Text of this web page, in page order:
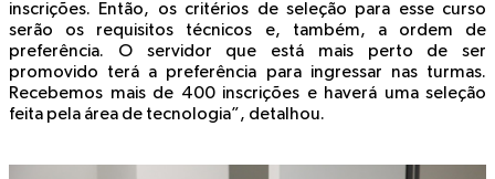
inscrições. Então, os critérios de seleção para esse curso
serão os requisitos técnicos e, também, a ordem de
preferência. O servidor que está mais perto de ser
promovido terá a preferência para ingressar nas turmas.
Recebemos mais de 400 inscrições e haverá uma seleção
feita pela área de tecnologia”, detalhou.